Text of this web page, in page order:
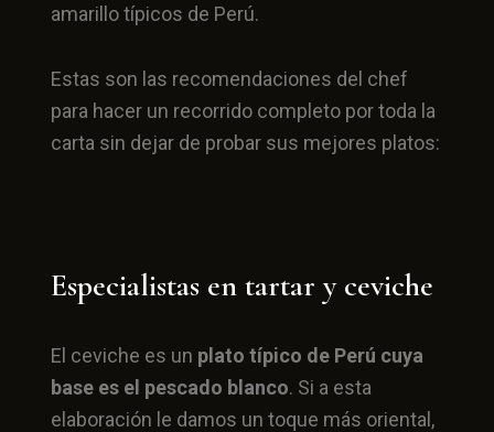
amarillo típicos de Perú.
Estas son las recomendaciones del chef
para hacer un recorrido completo por toda la
carta sin dejar de probar sus mejores platos:
Especialistas en tartar y ceviche
El ceviche es un plato típico de Perú cuya
base es el pescado blanco. Si a esta
elaboración le damos un toque más oriental,